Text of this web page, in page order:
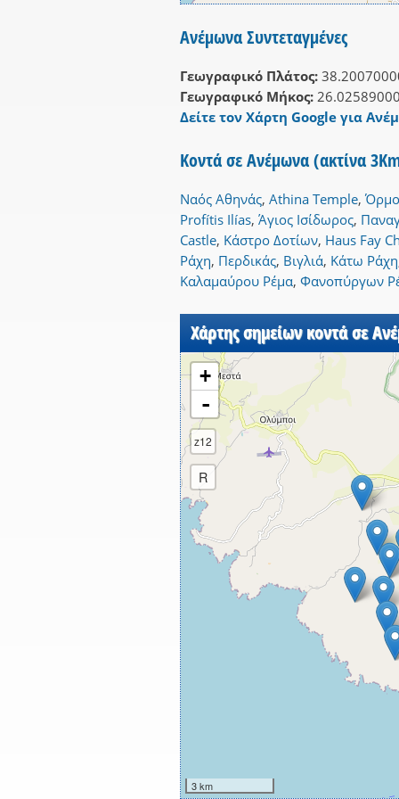
Ανέμωνα Συντεταγμένες
Γεωγραφικό Πλάτος:
Γεωγραφικό Μήκος:
Δείτε τον Χάρτη Google για
Κοντά σε Ανέμωνα (ακτίνα
Ναός Αθηνάς, Athina Temple,
Profítis Ilías, Άγιος Ισίδωρος,
Castle, Κάστρο Δοτίων, Haus Fay
Ράχη, Περδικάς, Βιγλιά, Κάτω Ράχη
Καλαμαύρου Ρέμα, Φανοπύργων
Χάρτης σημείων κοντά σε
+
-
z12
R
3 km